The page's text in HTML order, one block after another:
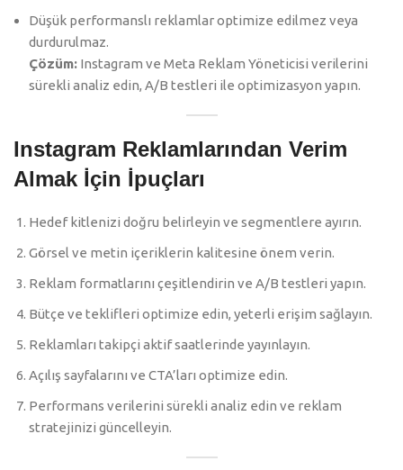
Düşük performanslı reklamlar optimize edilmez veya
durdurulmaz.
Çözüm: Instagram ve Meta Reklam Yöneticisi verilerini
sürekli analiz edin, A/B testleri ile optimizasyon yapın.
Instagram Reklamlarından Verim
Almak İçin İpuçları
Hedef kitlenizi doğru belirleyin ve segmentlere ayırın.
Görsel ve metin içeriklerin kalitesine önem verin.
Reklam formatlarını çeşitlendirin ve A/B testleri yapın.
Bütçe ve teklifleri optimize edin, yeterli erişim sağlayın.
Reklamları takipçi aktif saatlerinde yayınlayın.
Açılış sayfalarını ve CTA’ları optimize edin.
Performans verilerini sürekli analiz edin ve reklam
stratejinizi güncelleyin.